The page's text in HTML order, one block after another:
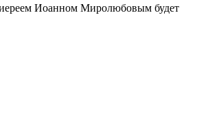
Иоанном Миролюбовым будет